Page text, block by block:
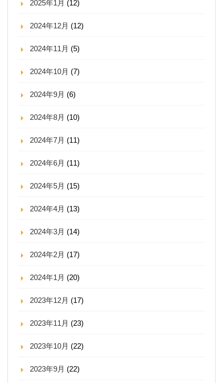
2025年1月 (12)
2024年12月 (12)
2024年11月 (5)
2024年10月 (7)
2024年9月 (6)
2024年8月 (10)
2024年7月 (11)
2024年6月 (11)
2024年5月 (15)
2024年4月 (13)
2024年3月 (14)
2024年2月 (17)
2024年1月 (20)
2023年12月 (17)
2023年11月 (23)
2023年10月 (22)
2023年9月 (22)